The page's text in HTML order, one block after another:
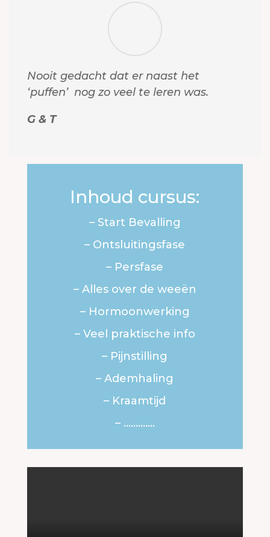
Nooit gedacht dat er naast het
‘puffen’ nog zo veel te leren was.
G & T
Inhoud cursus:
– Start Bevalling
– Ontsluitingsfase
– Persfase
– Alles over de weeën
– Hormoonwerking
– Veel praktische info
– Pijnstilling
– Ademhaling
– Kraamtijd
– ………….